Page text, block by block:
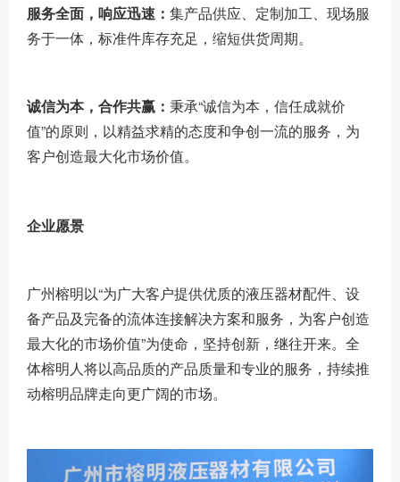
服务全面，响应迅速： 集产品供应、定制加工、现场服
务于一体，标准件库存充足，缩短供货周期。
诚信为本，合作共赢： 秉承“诚信为本，信任成就价
值”的原则，以精益求精的态度和争创一流的服务，为
客户创造最大化市场价值。
企业愿景
广州榕明以“为广大客户提供优质的液压器材配件、设
备产品及完备的流体连接解决方案和服务，为客户创造
最大化的市场价值”为使命，坚持创新，继往开来。全
体榕明人将以高品质的产品质量和专业的服务，持续推
动榕明品牌走向更广阔的市场。